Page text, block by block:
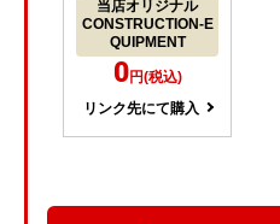
当店オリジナル
CONSTRUCTION-E
QUIPMENT
0円(税込)
リンク先にて購入